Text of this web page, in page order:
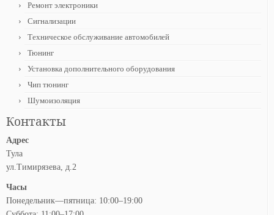
Ремонт электроники
Сигнализации
Техническое обслуживание автомобилей
Тюнинг
Установка дополнительного оборудования
Чип тюнинг
Шумоизоляция
Контакты
Адрес
Тула
ул.Тимирязева, д.2
Часы
Понедельник—пятница: 10:00–19:00